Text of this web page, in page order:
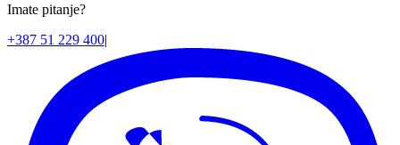
Imate pitanje?
+387 51 229 400|